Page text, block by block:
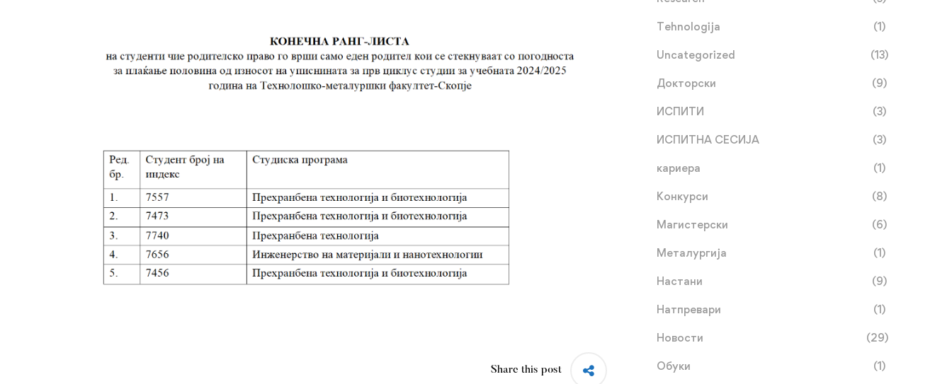
право
само
еден
родител
Share this post
Tehnologija (1)
Uncategorized (13)
Докторски (9)
ИСПИТИ (3)
ИСПИТНА СЕСИЈА (3)
кариера (1)
Конкурси (8)
Магистерски (6)
Металургија (1)
Настани (9)
Натпревари (1)
Новости (29)
Обуки (1)